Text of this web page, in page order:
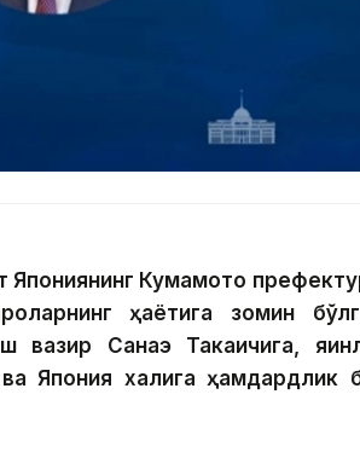
Кумамото
ҳаётига зомин
вазир Санаэ Такаичига,
ва Япония халқига